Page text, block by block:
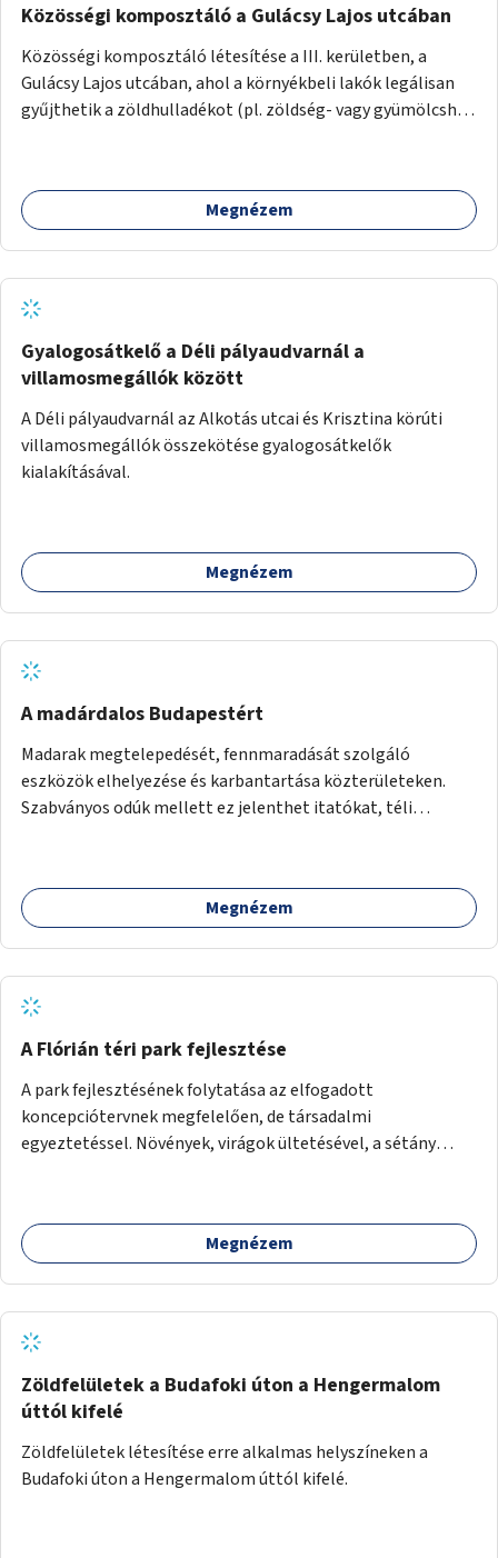
Közösségi komposztáló a Gulácsy Lajos utcában
Közösségi komposztáló létesítése a III. kerületben, a
Gulácsy Lajos utcában, ahol a környékbeli lakók legálisan
gyűjthetik a zöldhulladékot (pl. zöldség- vagy gyümölcshéj,
komposztmesteri képzést is biztosítunk. A komposztáló
csak akkor valósulhat meg, ha létrejön egy helyi fenntartó
Megnézem
Gyalogosátkelő a Déli pályaudvarnál a
villamosmegállók között
A Déli pályaudvarnál az Alkotás utcai és Krisztina körúti
villamosmegállók összekötése gyalogosátkelők
kialakításával.
Megnézem
A madárdalos Budapestért
Madarak megtelepedését, fennmaradását szolgáló
eszközök elhelyezése és karbantartása közterületeken.
Szabványos odúk mellett ez jelenthet itatókat, téli
Megnézem
A Flórián téri park fejlesztése
A park fejlesztésének folytatása az elfogadott
koncepciótervnek megfelelően, de társadalmi
egyeztetéssel. Növények, virágok ültetésével, a sétány
Megnézem
Zöldfelületek a Budafoki úton a Hengermalom
úttól kifelé
Zöldfelületek létesítése erre alkalmas helyszíneken a
Budafoki úton a Hengermalom úttól kifelé.